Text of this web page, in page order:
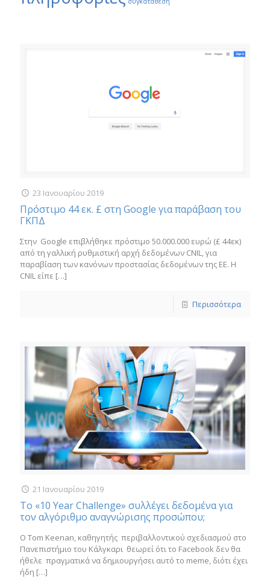
23 Ιανουαρίου 2019
Πρόστιμο 44 εκ. £ στη Google για παράβαση του
ΓΚΠΔ
Στην Google επιβλήθηκε πρόστιμο 50.000.000 ευρώ (£ 44εκ)
από τη γαλλική ρυθμιστική αρχή δεδομένων CNIL, για
παραβίαση των κανόνων προστασίας δεδομένων της ΕΕ. Η
CNIL είπε […]
Περισσότερα
21 Ιανουαρίου 2019
Το «10 Year Challenge» συλλέγει δεδομένα για
τον αλγόριθμο αναγνώρισης προσώπου;
Ο Tom Keenan, καθηγητής περιβαλλοντικού σχεδιασμού στο
Πανεπιστήμιο του Κάλγκαρι θεωρεί ότι το Facebook δεν θα
ήθελε πραγματικά να δημιουργήσει αυτό το meme, διότι έχει
ήδη […]